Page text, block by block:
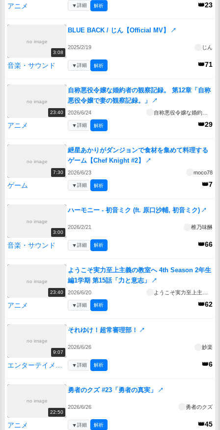
アニメ 👑23
▼詳細 解析
no image
3:08
BLUE BACK / じん【Official MV】 ↗
2025/2/19 じん
音楽・サウンド 👑71
▼詳細 解析
no image
23:40
自称悪役令嬢な婚約者の観察記録。 第12章「自称
悪役令嬢で妻の観察記録。」
↗
2026/6/24
アニメ 👑29
▼詳細 解析
no image
7:30
紲星あかりがダンジョンで食材を集めて料理する
ゲーム【Chef Knight #2】
↗
2026/6/23 moco78
ゲーム 👑7
▼詳細 解析
no image
3:00
ハーモニー - 初音ミク (ft. 原口沙輔, 初音ミク) ↗
2026/2/21 椎乃味醂
音楽・サウンド 👑66
▼詳細 解析
no image
23:40
ようこそ実力至上主義の教室へ 4th Season 2年生
編1学期 第15話「力と意志」
↗
2026/6/20
アニメ 👑62
▼詳細 解析
no image
9:07
それゆけ！超常審理部！ ↗
2026/6/26 妙楽
👑6
▼詳細 解析
no image
22:50
勇者のクズ #23「勇者の真実」 ↗
2026/6/26 勇者のクズ
アニメ 👑45
▼詳細 解析